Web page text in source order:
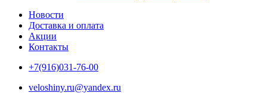
Новости
Доставка и оплата
Акции
Контакты
+7(916)031-76-00
veloshiny.ru@yandex.ru